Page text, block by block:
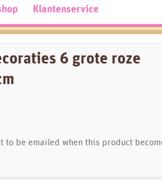
Klantenservice
6 grote roze
to be emailed when this product